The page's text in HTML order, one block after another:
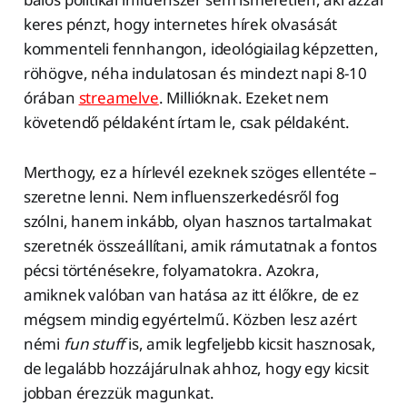
keres pénzt, hogy internetes hírek olvasását
kommenteli fennhangon, ideológiailag képzetten,
röhögve, néha indulatosan és mindezt napi 8-10
órában streamelve. Millióknak. Ezeket nem
követendő példaként írtam le, csak példaként.
Merthogy, ez a hírlevél ezeknek szöges ellentéte –
szeretne lenni. Nem influenszerkedésről fog
szólni, hanem inkább, olyan hasznos tartalmakat
szeretnék összeállítani, amik rámutatnak a fontos
pécsi történésekre, folyamatokra. Azokra,
amiknek valóban van hatása az itt élőkre, de ez
mégsem mindig egyértelmű. Közben lesz azért
némi fun stuffis, amik legfeljebb kicsit hasznosak,
de legalább hozzájárulnak ahhoz, hogy egy kicsit
jobban érezzük magunkat.